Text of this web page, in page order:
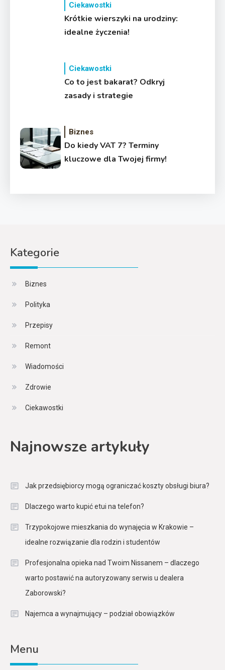
Ciekawostki
Krótkie wierszyki na urodziny:
idealne życzenia!
Ciekawostki
Co to jest bakarat? Odkryj
zasady i strategie
Biznes
Do kiedy VAT 7? Terminy
kluczowe dla Twojej firmy!
Kategorie
Biznes
Polityka
Przepisy
Remont
Wiadomości
Zdrowie
Ciekawostki
Najnowsze artykuły
Jak przedsiębiorcy mogą ograniczać koszty obsługi biura?
Dlaczego warto kupić etui na telefon?
Trzypokojowe mieszkania do wynajęcia w Krakowie –
idealne rozwiązanie dla rodzin i studentów
Profesjonalna opieka nad Twoim Nissanem – dlaczego
warto postawić na autoryzowany serwis u dealera
Zaborowski?
Najemca a wynajmujący – podział obowiązków
Menu